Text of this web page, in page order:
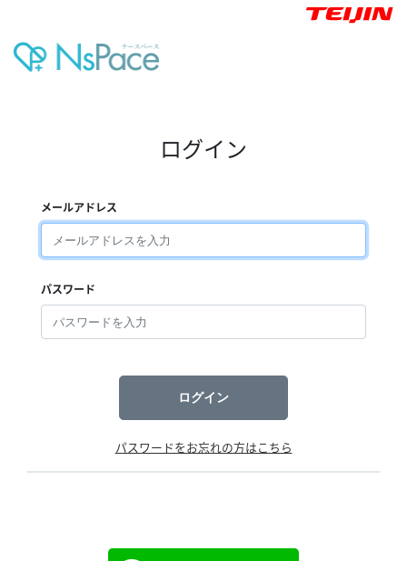
ログイン
メールアドレス
パスワード
ログイン
パスワードをお忘れの方はこちら